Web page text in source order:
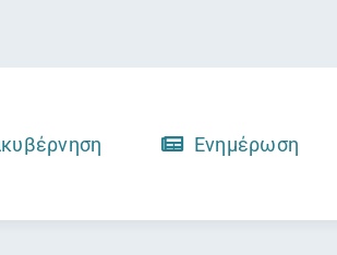
Ενημέρωση